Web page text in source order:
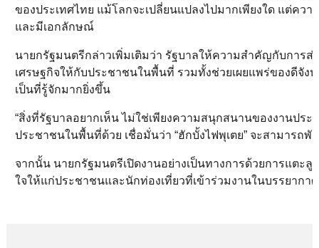
ของประเทศไทย แม้โลกจะเปลี่ยนแปลงไปมากเพียงใด แต่ค
และมีเอกลักษณ์
นายกรัฐมนตรีกล่าวเพิ่มเติมว่า รัฐบาลให้ความสำคัญกับการส่
เศรษฐกิจให้กับประชาชนในพื้นที่ รวมทั้งช่วยเผยแพร่ของดีจัง
เป็นที่รู้จักมากยิ่งขึ้น
“สิ่งที่รัฐบาลอยากเห็น ไม่ใช่เพียงความสนุกสนานของงานปร
ประชาชนในพื้นที่ด้วย เชื่อมั่นว่า “ฮักบั้งไฟพุเตย” จะสามาร
จากนั้น นายกรัฐมนตรีเปิดงานอย่างเป็นทางการด้วยการแตะ
ใจให้แก่ประชาชนและนักท่องเที่ยวที่เข้าร่วมงานในบรรยาก